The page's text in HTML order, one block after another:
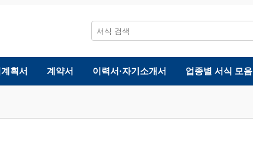
획서 계약서 이력서·자기소개서 업종별 서식 모음